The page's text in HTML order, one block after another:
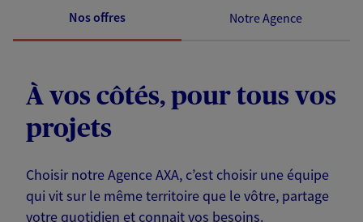
Nos offres Notre Agence
À vos côtés, pour tous vos
projets
Choisir notre Agence AXA, c’est choisir une équipe
qui vit sur le même territoire que le vôtre, partage
votre quotidien et connait vos besoins.